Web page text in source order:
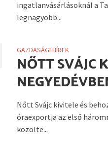
ingatlanvásárlásoknál a
legnagyobb...
GAZDASÁGI HÍREK
NŐTT SVÁJC
Nőtt Svájc kivitele és
óraexportja az első
közölte...